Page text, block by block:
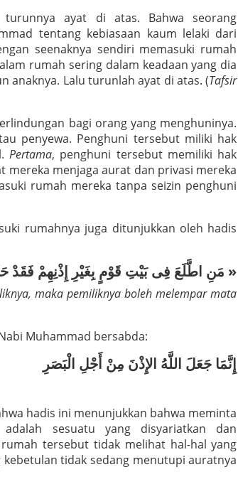
turunnya ayat di atas. Bahwa seorang
tentang kebiasaan kaum lelaki dari
seenaknya sendiri memasuki rumah
rumah sering dalam keadaan yang dia
anaknya. Lalu turunlah ayat di atas. (Tafsir
bagi orang yang menghuninya.
penyewa. Penghuni tersebut miliki hak
Pertama, penghuni tersebut memiliki hak
mereka menjaga aurat dan privasi mereka
rumah mereka tanpa seizin penghuni
rumahnya juga ditunjukkan oleh hadis
« مَنِ اطَّلَعَ فِى بَيْتِ قَوْمٍ بِغَيْرِ إِذْنِهِمْ فَقَدْ حَلَّ لَهُمْ أَنْ يَفْقَئُوا عَيْنَهُ »
maka pemiliknya boleh melempar mata
Muhammad bersabda:
إِنَّمَا جَعَلَ اللَّهُ الإِذْنَ مِنْ أَجْلِ الْبَصَرِ
hadis ini menunjukkan bahwa meminta
sesuatu yang disyariatkan dan
tersebut tidak melihat hal-hal yang
tidak sedang menutupi auratnya